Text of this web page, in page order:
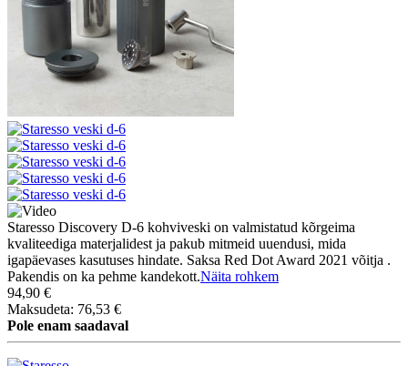
Staresso Discovery D-6 kohviveski on valmistatud kõrgeima
kvaliteediga materjalidest ja pakub mitmeid uuendusi, mida
igapäevases kasutuses hindate. Saksa Red Dot Award 2021 võitja .
Pakendis on ka pehme kandekott.Näita rohkem
94,90 €
Maksudeta: 76,53 €
Pole enam saadaval